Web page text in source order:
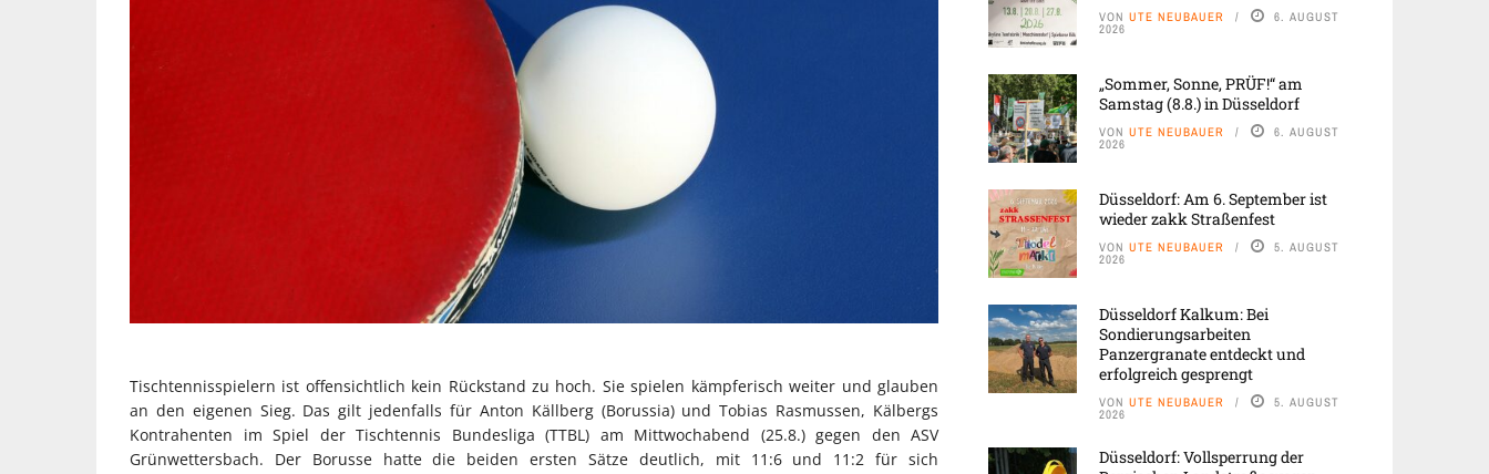
Tischtennisspielern ist offensichtlich kein Rückstand zu hoch. Sie spielen kämpferisch weiter und glauben
an den eigenen Sieg. Das gilt jedenfalls für Anton Källberg (Borussia) und Tobias Rasmussen, Kälbergs
Kontrahenten im Spiel der Tischtennis Bundesliga (TTBL) am Mittwochabend (25.8.) gegen den ASV
Grünwettersbach. Der Borusse hatte die beiden ersten Sätze deutlich, mit 11:6 und 11:2 für sich
VON UTE NEUBAUER 6. AUGUST
2026
„Sommer, Sonne, PRÜF!“ am
Samstag (8.8.) in Düsseldorf
VON UTE NEUBAUER 6. AUGUST
2026
Düsseldorf: Am 6. September ist
wieder zakk Straßenfest
VON UTE NEUBAUER 5. AUGUST
2026
Düsseldorf Kalkum: Bei
Sondierungsarbeiten
Panzergranate entdeckt und
erfolgreich gesprengt
VON UTE NEUBAUER 5. AUGUST
2026
Düsseldorf: Vollsperrung der